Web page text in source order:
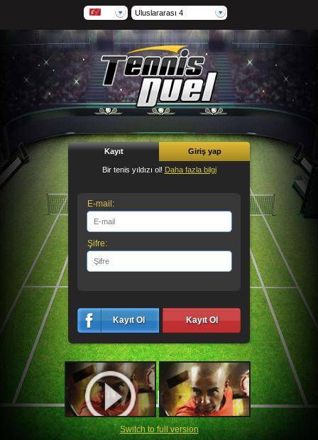
Uluslararası 4
Kayıt Giriş yap
Bir tenis yıldızı ol! Daha fazla bilgi
E-mail:
Şifre:
Kayıt Ol Kayıt Ol
Switch to full version